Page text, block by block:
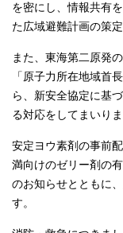
を密にし、情報共有
た広域避難計画の策
また、東海第二原発
「原子力所在地域首
ら、新安全協定に基
る対応をしてまいりま
安定ヨウ素剤の事前
満向けのゼリー剤の
のお知らせとともに
す。